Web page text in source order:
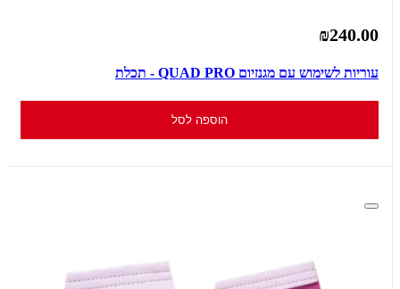
₪240.00
עוריות לשימוש עם מגנזיום QUAD PRO - תכלת
הוספה לסל